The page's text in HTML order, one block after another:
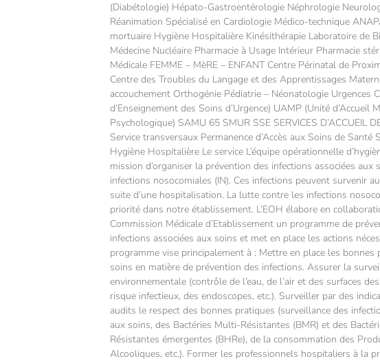
(Diabétologie) Hépato-Gastroentérologie Néphrologie
Réanimation Spécialisé en Cardiologie Médico-technique
mortuaire Hygiène Hospitalière Kinésithérapie Laboratoire de
Médecine Nucléaire Pharmacie à Usage Intérieur Pharmacie
Médicale FEMME – MèRE – ENFANT Centre Périnatal de
Centre des Troubles du Langage et des Apprentissages
accouchement Orthogénie Pédiatrie – Néonatologie Urgences
d’Enseignement des Soins d’Urgence) UAMP (Unité d’Accueil
Psychologique) SAMU 65 SMUR SSE SERVICES D’ACCUEIL
Service transversaux Permanence d’Accès aux Soins de Santé
Hygiène Hospitalière Le service L’équipe opérationnelle
mission d’organiser la prévention des infections associées aux
infections nosocomiales (IN). Ces infections peuvent survenir
suite d’une hospitalisation. La lutte contre les infections
priorité dans notre établissement. L’EOH élabore en
Commission Médicale d’Etablissement un programme de
infections associées aux soins et met en place les actions
programme vise principalement à : Mettre en place les bonnes
soins en matière de prévention des infections. Assurer la
environnementale (contrôle de l’eau, de l’air et des surfaces
risque infectieux, des endoscopes, etc.). Surveiller par des
audits le respect des bonnes pratiques (surveillance des
aux soins, des Bactéries Multi-Résistantes (BMR) et des
Résistantes émergentes (BHRe), de la consommation des
Alcooliques, etc.). Former les professionnels hospitaliers à la